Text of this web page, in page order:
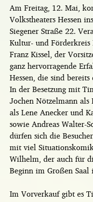
Am Freitag, 12. Mai,
Volkstheaters Hessen
Siegener Straße 22.
Kultur- und Förderkreis
Franz Kissel, der
ganz hervorragende
Hessen, die sind
In der Besetzung mit
Jochen Nötzelmann
als Lene Anecker und
sowie Andreas Walter-
dürfen sich die
mit viel
Wilhelm, der auch für
Beginn im Großen
Im Vorverkauf gibt es